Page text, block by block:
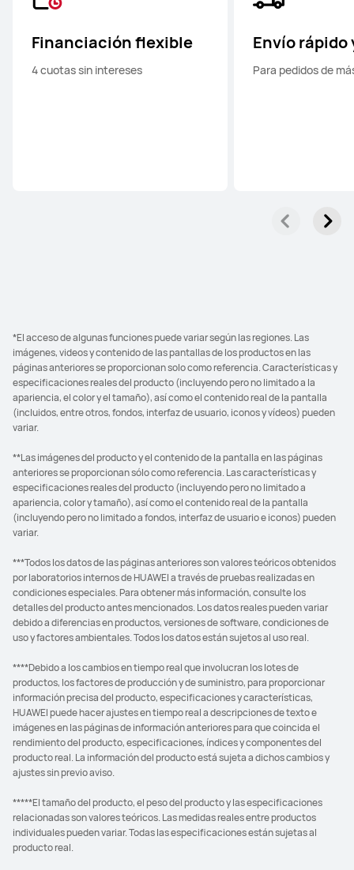
Financiación flexible
4 cuotas sin intereses
Envío rápido
Para pedidos de
*El acceso de algunas funciones puede variar según las regiones. Las
imágenes, videos y contenido de las pantallas de los productos en las
páginas anteriores se proporcionan solo como referencia. Características y
especificaciones reales del producto (incluyendo pero no limitado a la
apariencia, el color y el tamaño), así como el contenido real de la pantalla
(incluidos, entre otros, fondos, interfaz de usuario, iconos y vídeos) pueden
variar.
**Las imágenes del producto y el contenido de la pantalla en las páginas
anteriores se proporcionan sólo como referencia. Las características y
especificaciones reales del producto (incluyendo pero no limitado a
apariencia, color y tamaño), así como el contenido real de la pantalla
(incluyendo pero no limitado a fondos, interfaz de usuario e iconos) pueden
variar.
***Todos los datos de las páginas anteriores son valores teóricos obtenidos
por laboratorios internos de HUAWEI a través de pruebas realizadas en
condiciones especiales. Para obtener más información, consulte los
detalles del producto antes mencionados. Los datos reales pueden variar
debido a diferencias en productos, versiones de software, condiciones de
uso y factores ambientales. Todos los datos están sujetos al uso real.
****Debido a los cambios en tiempo real que involucran los lotes de
productos, los factores de producción y de suministro, para proporcionar
información precisa del producto, especificaciones y características,
HUAWEI puede hacer ajustes en tiempo real a descripciones de texto e
imágenes en las páginas de información anteriores para que coincida el
rendimiento del producto, especificaciones, índices y componentes del
producto real. La información del producto está sujeta a dichos cambios y
ajustes sin previo aviso.
*****El tamaño del producto, el peso del producto y las especificaciones
relacionadas son valores teóricos. Las medidas reales entre productos
individuales pueden variar. Todas las especificaciones están sujetas al
producto real.